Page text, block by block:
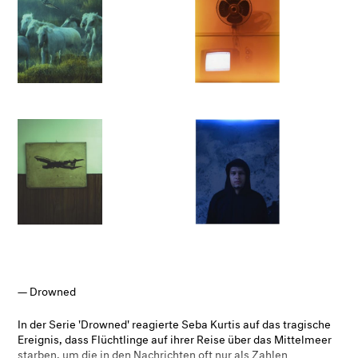
Das Wechselspiel zwischen Beschädigung und
Nichtbeschädigung, sowohl der Negative als auch der
porträtierten Objekte, legt die Existenz unterschiedlicher
Regime für die technischen Geräte nahe. Die staatliche
Verwaltung der Migranten bestimmt durch den 'richtigen
Gebrauch' der technischen Geräte, welche Leben wertvoll sind
Migranten, der vor einem ikonischen westlichen Softdrink-
Poster steht, ist ein beredtes Beispiel für das Zögern der
Indexizität und für die Unschärfe der fotografischen
Identifikation, um irreguläre Migration darzustellen'.
– Agustin Berti und Andrea Torrano, Politik der
Drowned
In der Serie 'Drowned' reagierte Seba Kurtis auf das tragische
Ereignis, dass Flüchtlinge auf ihrer Reise über das Mittelmeer
starben, um die in den Nachrichten oft nur als Zahlen